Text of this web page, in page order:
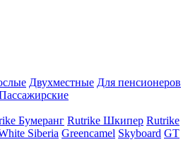
Двухместные Для пенсионеров
Бумеранг Rutrike Шкипер Rutrike
Siberia Greencamel Skyboard GT